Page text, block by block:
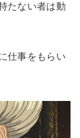
たない者は動
仕事をもらい